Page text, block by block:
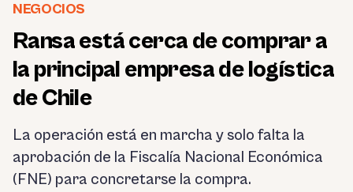
NEGOCIOS
Ransa está cerca de comprar a
la principal empresa de logística
de Chile
La operación está en marcha y solo falta la
aprobación de la Fiscalía Nacional Económica
(FNE) para concretarse la compra.